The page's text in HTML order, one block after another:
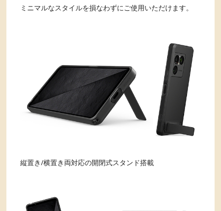
ミニマルなスタイルを損なわずにご使用いただけます。
縦置き/横置き両対応の開閉式スタンド搭載